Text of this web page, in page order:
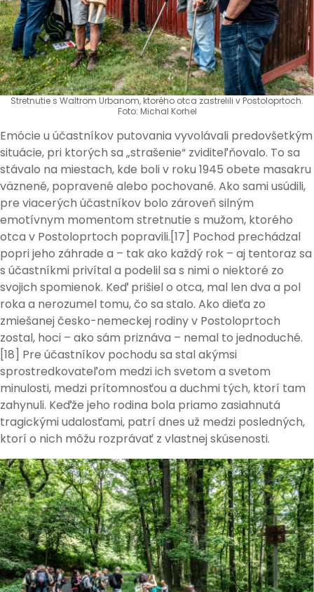
Stretnutie s Waltrom Urbanom, ktorého otca zastrelili v Postoloprtoch.
Foto: Michal Korhel
Emócie u účastníkov putovania vyvolávali predovšetkým
situácie, pri ktorých sa „strašenie“ zviditeľňovalo. To sa
stávalo na miestach, kde boli v roku 1945 obete masakru
väznené, popravené alebo pochované. Ako sami usúdili,
pre viacerých účastníkov bolo zároveň silným
emotívnym momentom stretnutie s mužom, ktorého
otca v Postoloprtoch popravili.[17] Pochod prechádzal
popri jeho záhrade a – tak ako každý rok – aj tentoraz sa
s účastníkmi privítal a podelil sa s nimi o niektoré zo
svojich spomienok. Keď prišiel o otca, mal len dva a pol
roka a nerozumel tomu, čo sa stalo. Ako dieťa zo
zmiešanej česko-nemeckej rodiny v Postoloprtoch
zostal, hoci – ako sám priznáva – nemal to jednoduché.
[18] Pre účastníkov pochodu sa stal akýmsi
sprostredkovateľom medzi ich svetom a svetom
minulosti, medzi prítomnosťou a duchmi tých, ktorí tam
zahynuli. Keďže jeho rodina bola priamo zasiahnutá
tragickými udalosťami, patrí dnes už medzi posledných,
ktorí o nich môžu rozprávať z vlastnej skúsenosti.